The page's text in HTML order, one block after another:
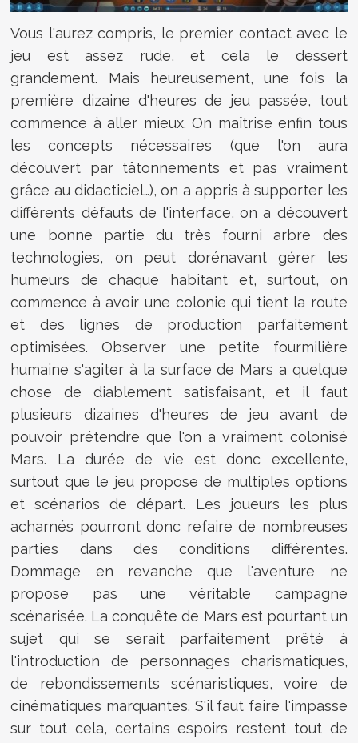
Vous l'aurez compris, le premier contact avec le
jeu est assez rude, et cela le dessert
grandement. Mais heureusement, une fois la
première dizaine d'heures de jeu passée, tout
commence à aller mieux. On maîtrise enfin tous
les concepts nécessaires (que l'on aura
découvert par tâtonnements et pas vraiment
grâce au didacticiel…), on a appris à supporter les
différents défauts de l'interface, on a découvert
une bonne partie du très fourni arbre des
technologies, on peut dorénavant gérer les
humeurs de chaque habitant et, surtout, on
commence à avoir une colonie qui tient la route
et des lignes de production parfaitement
optimisées. Observer une petite fourmilière
humaine s'agiter à la surface de Mars a quelque
chose de diablement satisfaisant, et il faut
plusieurs dizaines d'heures de jeu avant de
pouvoir prétendre que l'on a vraiment colonisé
Mars. La durée de vie est donc excellente,
surtout que le jeu propose de multiples options
et scénarios de départ. Les joueurs les plus
acharnés pourront donc refaire de nombreuses
parties dans des conditions différentes.
Dommage en revanche que l'aventure ne
propose pas une véritable campagne
scénarisée. La conquête de Mars est pourtant un
sujet qui se serait parfaitement prêté à
l'introduction de personnages charismatiques,
de rebondissements scénaristiques, voire de
cinématiques marquantes. S'il faut faire l'impasse
sur tout cela, certains espoirs restent tout de